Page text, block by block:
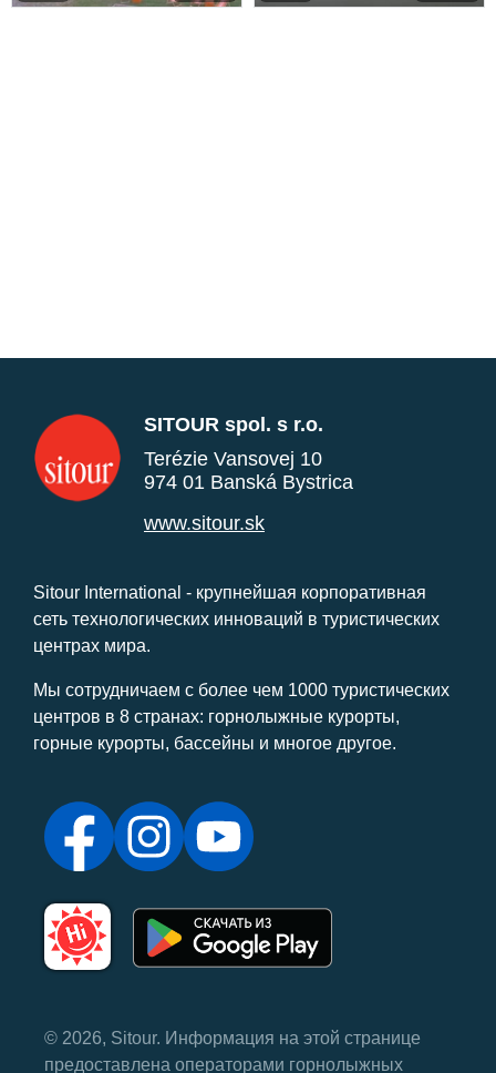
SITOUR spol. s r.o.
Terézie Vansovej 10
974 01 Banská Bystrica
www.sitour.sk
Sitour International - крупнейшая корпоративная
сеть технологических инноваций в туристических
центрах мира.
Мы сотрудничаем с более чем 1000 туристических
центров в 8 странах: горнолыжные курорты,
горные курорты, бассейны и многое другое.
© 2026, Sitour. Информация на этой странице
предоставлена ​​операторами горнолыжных